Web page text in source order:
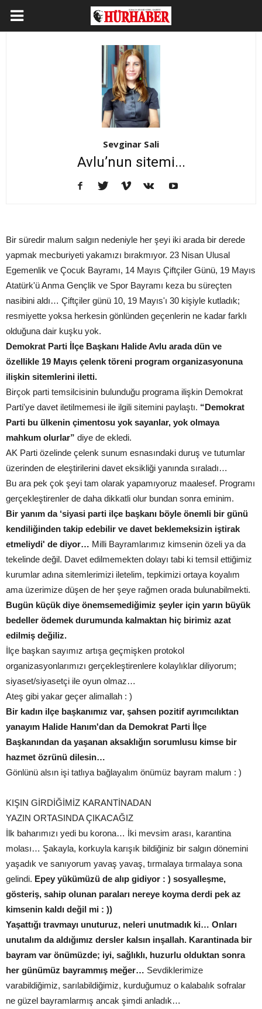
Sevginar Sali
Avlu’nun sitemi...
Bir süredir malum salgın nedeniyle her şeyi iki arada bir derede
yapmak mecburiyeti yakamızı bırakmıyor. 23 Nisan Ulusal
Egemenlik ve Çocuk Bayramı, 14 Mayıs Çiftçiler Günü, 19 Mayıs
Atatürk'ü Anma Gençlik ve Spor Bayramı keza bu süreçten
nasibini aldı… Çiftçiler günü 10, 19 Mayıs'ı 30 kişiyle kutladık;
resmiyette yoksa herkesin gönlünden geçenlerin ne kadar farklı
olduğuna dair kuşku yok.
Demokrat Parti İlçe Başkanı Halide Avlu arada dün ve
özellikle 19 Mayıs çelenk töreni program organizasyonuna
ilişkin sitemlerini iletti.
Birçok parti temsilcisinin bulunduğu programa ilişkin Demokrat
Parti'ye davet iletilmemesi ile ilgili sitemini paylaştı. “Demokrat
Parti bu ülkenin çimentosu yok sayanlar, yok olmaya
mahkum olurlar” diye de ekledi.
AK Parti özelinde çelenk sunum esnasındaki duruş ve tutumlar
üzerinden de eleştirilerini davet eksikliği yanında sıraladı…
Bu ara pek çok şeyi tam olarak yapamıyoruz maalesef. Programı
gerçekleştirenler de daha dikkatli olur bundan sonra eminim.
Bir yanım da ‘siyasi parti ilçe başkanı böyle önemli bir günü
kendiliğinden takip edebilir ve davet beklemeksizin iştirak
etmeliydi' de diyor… Milli Bayramlarımız kimsenin özeli ya da
tekelinde değil. Davet edilmemekten dolayı tabi ki temsil ettiğimiz
kurumlar adına sitemlerimizi iletelim, tepkimizi ortaya koyalım
ama üzerimize düşen de her şeye rağmen orada bulunabilmekti.
Bugün küçük diye önemsemediğimiz şeyler için yarın büyük
bedeller ödemek durumunda kalmaktan hiç birimiz azat
edilmiş değiliz.
İlçe başkan sayımız artışa geçmişken protokol
organizasyonlarımızı gerçekleştirenlere kolaylıklar diliyorum;
siyaset/siyasetçi ile oyun olmaz…
Ateş gibi yakar geçer alimallah : )
Bir kadın ilçe başkanımız var, şahsen pozitif ayrımcılıktan
yanayım Halide Hanım'dan da Demokrat Parti İlçe
Başkanından da yaşanan aksaklığın sorumlusu kimse bir
hazmet özrünü dilesin…
Gönlünü alsın işi tatlıya bağlayalım önümüz bayram malum : )
KIŞIN GİRDİĞİMİZ KARANTİNADAN
YAZIN ORTASINDA ÇIKACAĞIZ
İlk baharımızı yedi bu korona… İki mevsim arası, karantina
molası… Şakayla, korkuyla karışık bildiğiniz bir salgın dönemini
yaşadık ve sanıyorum yavaş yavaş, tırmalaya tırmalaya sona
gelindi. Epey yükümüzü de alıp gidiyor : ) sosyalleşme,
gösteriş, sahip olunan paraları nereye koyma derdi pek az
kimsenin kaldı değil mi : ))
Yaşattığı travmayı unuturuz, neleri unutmadık ki… Onları
unutalım da aldığımız dersler kalsın inşallah. Karantinada bir
bayram var önümüzde; iyi, sağlıklı, huzurlu olduktan sonra
her günümüz bayrammış meğer… Sevdiklerimize
varabildiğimiz, sarılabildiğimiz, kurduğumuz o kalabalık sofralar
ne güzel bayramlarmış ancak şimdi anladık…